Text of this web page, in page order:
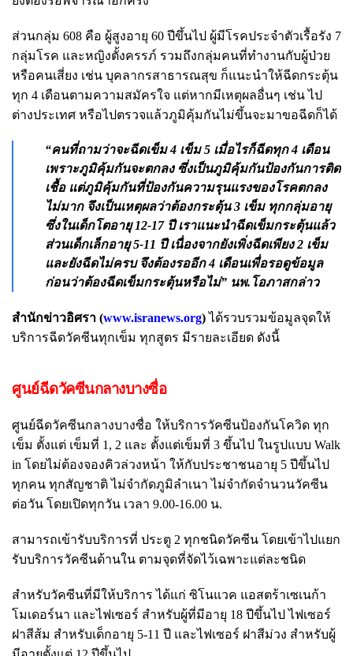
ส่วนกลุ่ม 608 คือ ผู้สูงอายุ 60 ปีขึ้นไป ผู้มีโรคประจำตัวเรื้อรัง 7
กลุ่มโรค และหญิงตั้งครรภ์ รวมถึงกลุ่มคนที่ทำงานกับผู้ป่วย
หรือคนเสี่ยง เช่น บุคลากรสาธารณสุข ก็แนะนำให้ฉีดกระตุ้น
ทุก 4 เดือนตามความสมัครใจ แต่หากมีเหตุผลอื่นๆ เช่น ไป
ต่างประเทศ หรือไปตรวจแล้วภูมิคุ้มกันไม่ขึ้นจะมาขอฉีดก็ได้
“คนที่ถามว่าจะฉีดเข็ม 4 เข็ม 5 เมื่อไรก็ฉีดทุก 4 เดือน
เพราะภูมิคุ้มกันจะตกลง ซึ่งเป็นภูมิคุ้มกันป้องกันการติด
เชื้อ แต่ภูมิคุ้มกันที่ป้องกันความรุนแรงของโรคตกลง
ไม่มาก จึงเป็นเหตุผลว่าต้องกระตุ้น 3 เข็ม ทุกกลุ่มอายุ
ซึ่งในเด็กโตอายุ 12-17 ปี เราแนะนำฉีดเข็มกระตุ้นแล้ว
ส่วนเด็กเล็กอายุ 5-11 ปี เนื่องจากยังเพิ่งฉีดเพียง 2 เข็ม
และยังฉีดไม่ครบ จึงต้องรออีก 4 เดือนเพื่อรอดูข้อมูล
ก่อนว่าต้องฉีดเข็มกระตุ้นหรือไม่” นพ.โอภาสกล่าว
สำนักข่าวอิศรา (www.isranews.org)ได้รวบรวมข้อมูลจุดให้
บริการฉีดวัคซีนทุกเข็ม ทุกสูตร มีรายละเอียด ดังนี้
ศูนย์ฉีดวัคซีนกลางบางซื่อ
ศูนย์ฉีดวัคซีนกลางบางซื่อ ให้บริการวัคซีนป้องกันโควิด ทุก
เข็ม ตั้งแต่ เข็มที่ 1, 2 และ ตั้งแต่เข็มที่ 3 ขึ้นไป ในรูปแบบ Walk
in โดยไม่ต้องจองคิวล่วงหน้า ให้กับประชาชนอายุ 5 ปีขึ้นไป
ทุกคน ทุกสัญชาติ ไม่จำกัดภูมิลำเนา ไม่จำกัดจำนวนวัคซีน
ต่อวัน โดยเปิดทุกวัน เวลา 9.00-16.00 น.
สามารถเข้ารับบริการที่ ประตู 2 ทุกชนิดวัคซีน โดยเข้าไปแยก
รับบริการวัคซีนด้านใน ตามจุดที่จัดไว้เฉพาะแต่ละชนิด
สำหรับวัคซีนที่มีให้บริการ ได้แก่ ซิโนแวค แอสตร้าเซเนก้า
โมเดอร์นา และไฟเซอร์ สำหรับผู้ที่มีอายุ 18 ปีขึ้นไป ไฟเซอร์
ฝาสีส้ม สำหรับเด็กอายุ 5-11 ปี และไฟเซอร์ ฝาสีม่วง สำหรับผู้